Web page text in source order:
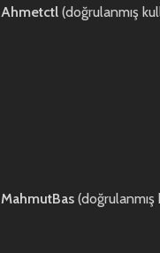
Ahmetctl (doğrulanmış
MahmutBas (doğrulanmış